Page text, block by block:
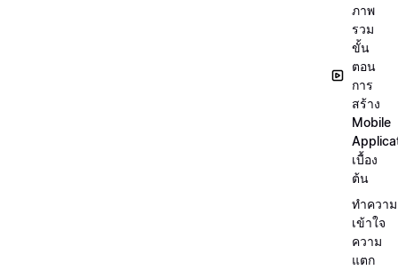
ภาพ
รวม
ขั้น
ตอน
การ
สร้าง
Mobile
เบื้อง
ต้น
ทำความ
เข้าใจ
ความ
แตก